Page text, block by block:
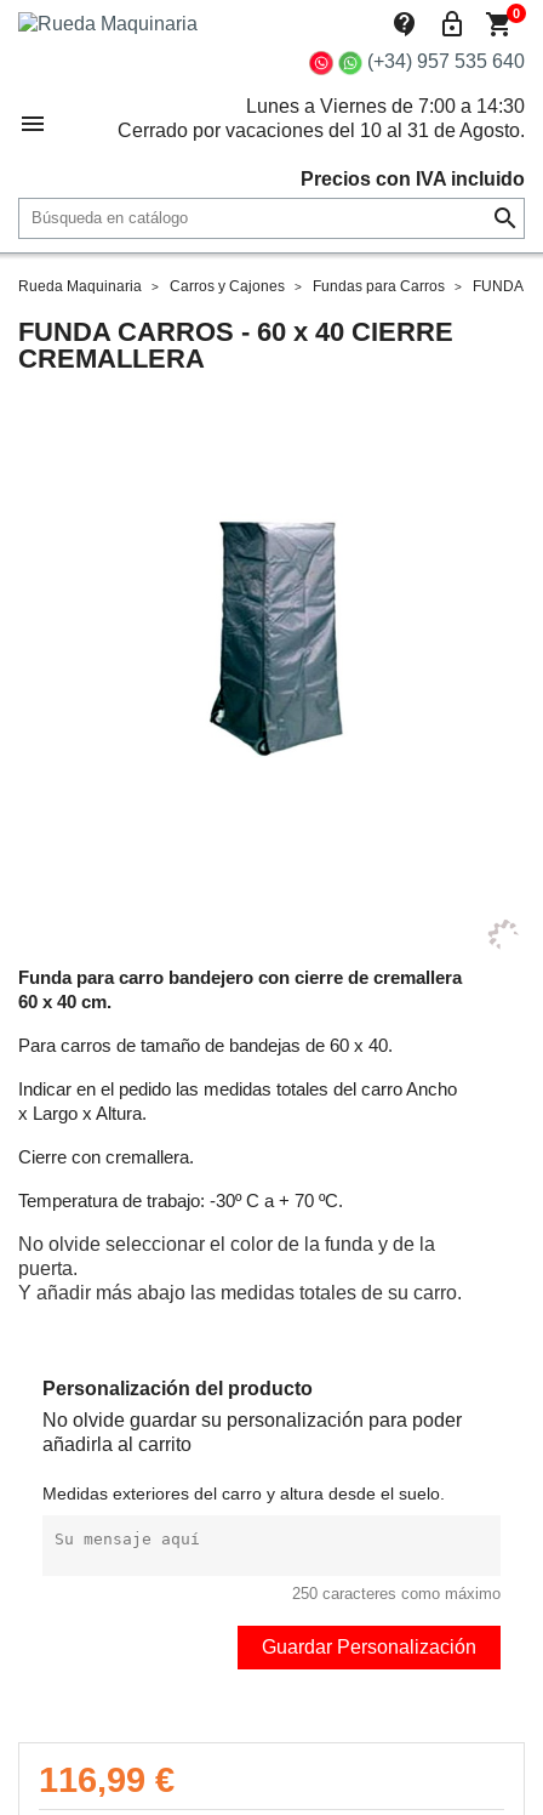
contact_support lock_outline shopping_cart0


(+34) 957 535 640
Lunes a Viernes de 7:00 a 14:30
Cerrado por vacaciones del 10 al 31 de Agosto.
Precios con IVA incluido
Rueda Maquinaria Carros y Cajones Fundas para Carros FUNDA
FUNDA CARROS - 60 x 40 CIERRE
CREMALLERA
Funda para carro bandejero con cierre de cremallera
60 x 40 cm.
Para carros de tamaño de bandejas de 60 x 40.
Indicar en el pedido las medidas totales del carro Ancho
x Largo x Altura.
Cierre con cremallera.
Temperatura de trabajo: -30º C a + 70 ºC.
No olvide seleccionar el color de la funda y de la
puerta.
Y añadir más abajo las medidas totales de su carro.
Personalización del producto
No olvide guardar su personalización para poder
añadirla al carrito
Medidas exteriores del carro y altura desde el suelo.
250 caracteres como máximo
Guardar Personalización
116,99 €